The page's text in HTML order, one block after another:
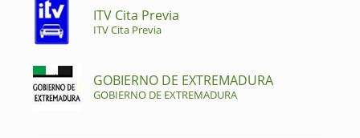
ITV Cita Previa
ITV Cita Previa
GOBIERNO DE EXTREMADURA
GOBIERNO DE EXTREMADURA